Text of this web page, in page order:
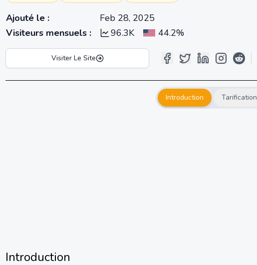
Ajouté le :
Feb 28, 2025
Visiteurs mensuels : 96.3K 44.2%
Visiter Le Site
Introduction Tarification
Introduction